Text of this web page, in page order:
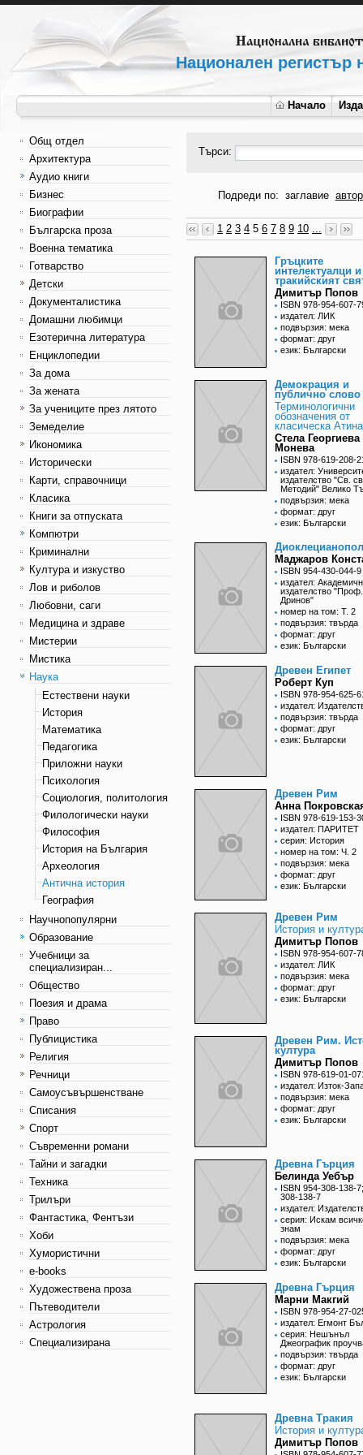
Национален регистър
Начало
Общ отдел
Архитектура
Аудио книги
Бизнес
Биографии
Българска проза
Военна тематика
Готварство
Детски
Документалистика
Домашни любимци
Езотерична литература
Енциклопедии
За дома
За жената
За учениците през лятото
Земеделие
Икономика
Исторически
Карти, справочници
Класика
Книги за отпуската
Компютри
Криминални
Култура и изкуство
Лов и риболов
Любовни, саги
Медицина и здраве
Мистерии
Мистика
Наука
Естествени науки
История
Математика
Педагогика
Приложни науки
Психология
Социология, политология
Филологически науки
Философия
История на България
Археология
Антична история
География
Научнопопулярни
Образование
Учебници за
специализиран...
Общество
Поезия и драма
Право
Публицистика
Религия
Речници
Самоусъвършенстване
Списания
Спорт
Съвременни романи
Тайни и загадки
Техника
Трилъри
Фантастика, Фентъзи
Хоби
Хумористични
e-books
Художествена проза
Пътеводители
Астрология
Специализирана
Търси:
Подреди по: заглавие автор
1 2 3 4 5 6 7 8 9 10 ...
Гръцките
интелектуалци и
тракийският
Димитър Попов
ISBN 978-954-607-
издател: ЛИК
подвързия: мека
формат: друг
език: Български
Демокрация и
публично слово
Терминологични
обозначения от
класическа Атина
Стела Георгиева
Монева
ISBN 978-619-208-
издател:
издателство "Св.
Методий" Велико
подвързия: мека
формат: друг
език: Български
Диоклецианопол
Маджаров
ISBN 954-430-044-9
издател:
издателство
Дринов"
номер на том: Т. 2
подвързия: твърда
формат: друг
език: Български
Древен Египет
Роберт Куп
ISBN 978-954-625-
издател:
подвързия: твърда
формат: друг
език: Български
Древен Рим
Анна
ISBN 978-619-153-
издател: ПАРИТЕТ
серия: История
номер на том: Ч. 2
подвързия: мека
формат: друг
език: Български
Древен Рим
История и
Димитър Попов
ISBN 978-954-607-
издател: ЛИК
подвързия: мека
формат: друг
език: Български
Древен Рим.
култура
Димитър Попов
ISBN 978-619-01-
издател: Изток-
подвързия: мека
формат: друг
език: Български
Древна Гърция
Белинда Уебър
ISBN 954-308-138-
308-138-7
издател:
серия: Искам
знам
подвързия: мека
формат: друг
език: Български
Древна Гърция
Марни Макгий
ISBN 978-954-27-
издател: Егмонт
серия: Нешънъл
Джеографик
подвързия: твърда
формат: друг
език: Български
Древна Тракия
История и
Димитър Попов